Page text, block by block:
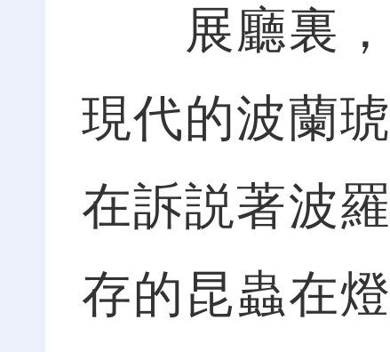
展廳裏，
現代的波蘭
在訴説著波
存的昆蟲在